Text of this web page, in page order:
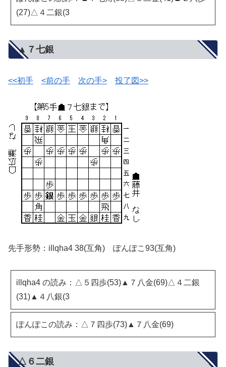
(27)△４二銀(3
▲７七銀
<<初手 <前の手 次の手> 投了図>>
先手形勢：illqha4 38(互角) ぽんぽこ93(互角)
illqha4 の読み：△５四歩(53)▲７八金(69)△４二銀
(31)▲４八銀(3
ぽんぽこの読み：△７四歩(73)▲７八金(69)
△６二銀